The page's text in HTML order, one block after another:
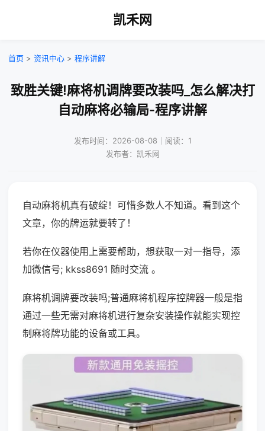
凯禾网
首页 > 资讯中心 > 程序讲解
致胜关键!麻将机调牌要改装吗_怎么解决打
自动麻将必输局-程序讲解
发布时间：2026-08-08｜阅读：1
发布者：凯禾网
自动麻将机真有破绽！可惜多数人不知道。看到这个
文章，你的牌运就要转了！
若你在仪器使用上需要帮助，想获取一对一指导，添
加微信号; kkss8691 随时交流 。
麻将机调牌要改装吗;普通麻将机程序控牌器一般是指
通过一些无需对麻将机进行复杂安装操作就能实现控
制麻将牌功能的设备或工具。